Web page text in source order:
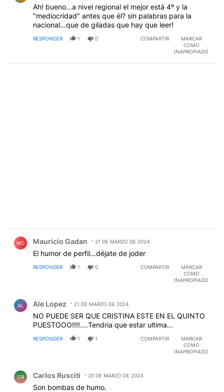
Ah! bueno...a nivel regional el mejor está 4º y la
"mediocridad" antes que él? sin palabras para la
nacional...que de giladas que hay que leer!
RESPONDER 1 0 COMPARTIR
MARCAR
COMO
INAPROPIADO
MG Mauricio Gadan 21 DE MARZO DE 2024
El humor de perfil...déjate de joder
RESPONDER 1 0 COMPARTIR
MARCAR
COMO
INAPROPIADO
AL Ale Lopez 21 DE MARZO DE 2024
NO PUEDE SER QUE CRISTINA ESTE EN EL QUINTO
PUESTOOO!!!!....Tendria que estar ultima...
RESPONDER 1 1 COMPARTIR
MARCAR
COMO
INAPROPIADO
CR Carlos Rusciti 20 DE MARZO DE 2024
Son bombas de humo.